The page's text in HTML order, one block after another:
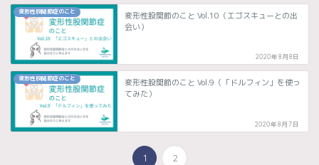
変形性股関節症のこと
変形性股関節のこと Vol.10（エゴスキューとの出
会い）
2020年8月8日
変形性股関節症のこと
変形性股関節のこと Vol.9（「ドルフィン」を使っ
てみた）
2020年8月7日
1 2